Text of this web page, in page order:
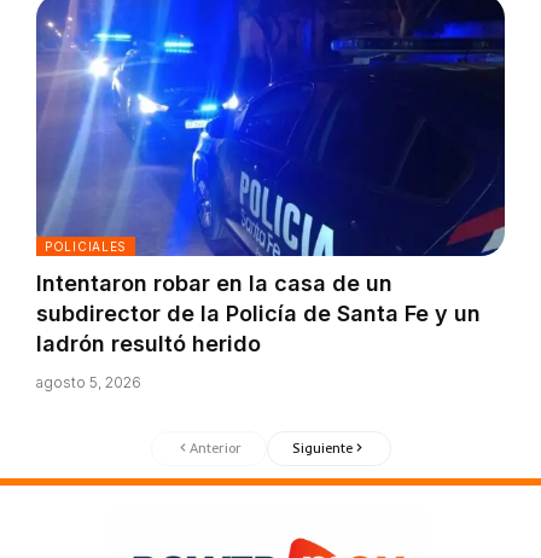
POLICIALES
Intentaron robar en la casa de un
subdirector de la Policía de Santa Fe y un
ladrón resultó herido
agosto 5, 2026
Anterior Siguiente